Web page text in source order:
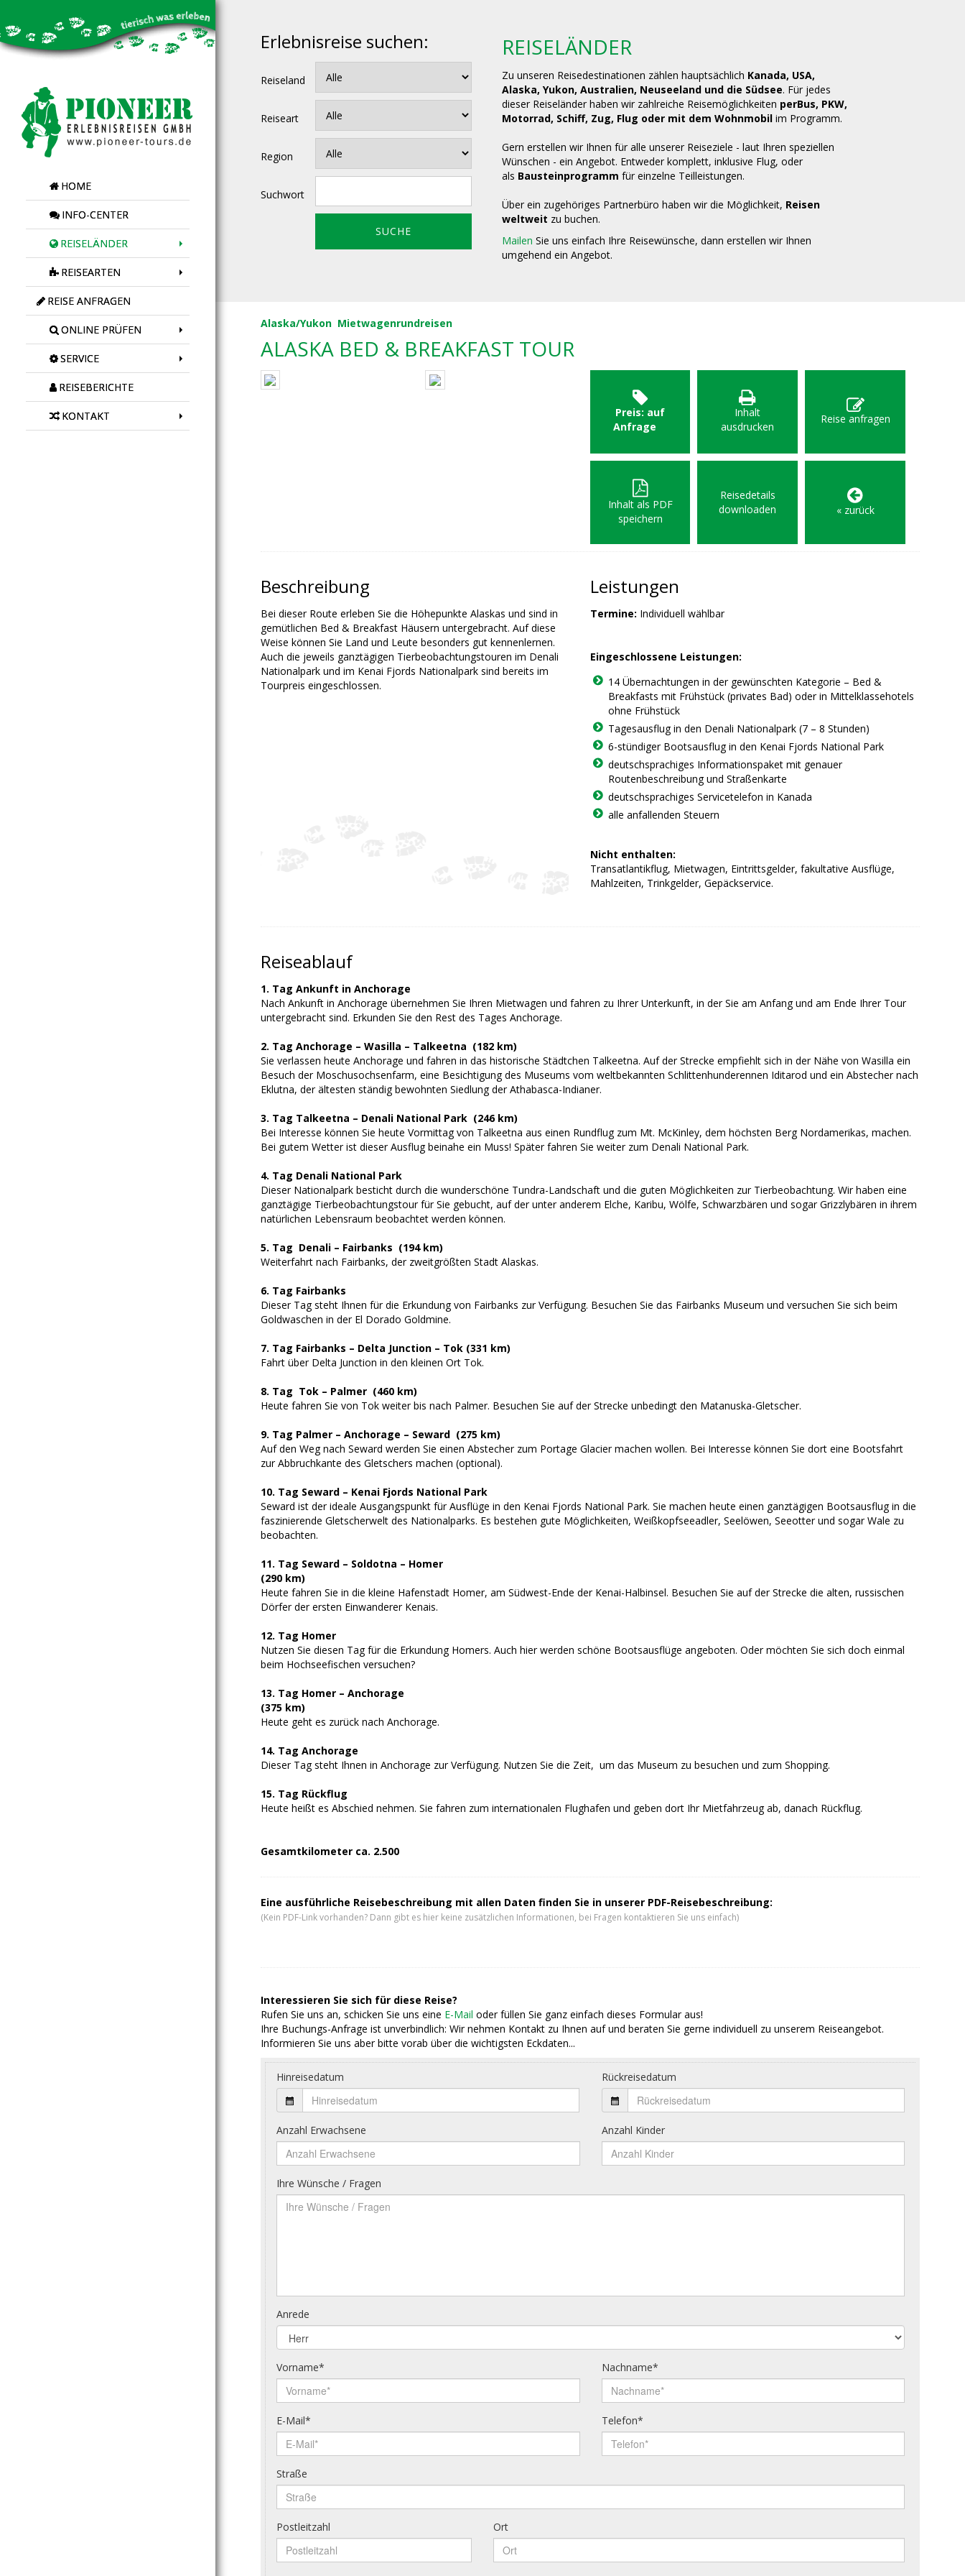
HOME
INFO-CENTER
REISELÄNDER
REISEARTEN
REISE ANFRAGEN
ONLINE PRÜFEN
SERVICE
REISEBERICHTE
KONTAKT
Erlebnisreise suchen:
Reiseland
Reiseart
Region
Suchwort
REISELÄNDER
Zu unseren Reisedestinationen zählen hauptsächlich Kanada, USA,
Alaska, Yukon, Australien, Neuseeland und die Südsee. Für jedes
dieser Reiseländer haben wir zahlreiche Reisemöglichkeiten perBus, PKW,
Motorrad, Schiff, Zug, Flug oder mit dem Wohnmobilim Programm.
Gern erstellen wir Ihnen für alle unserer Reiseziele - laut Ihren speziellen
Wünschen - ein Angebot. Entweder komplett, inklusive Flug, oder
als Bausteinprogramm für einzelne Teilleistungen.
Über ein zugehöriges Partnerbüro haben wir die Möglichkeit, Reisen
weltweit zu buchen.
Mailen Sie uns einfach Ihre Reisewünsche, dann erstellen wir Ihnen
umgehend ein Angebot.
Alaska/Yukon Mietwagenrundreisen
ALASKA BED & BREAKFAST TOUR
Preis: auf
Anfrage
Inhalt
ausdrucken
Reise anfragen
Inhalt als PDF
speichern
Reisedetails
downloaden
« zurück
Beschreibung
Bei dieser Route erleben Sie die Höhepunkte Alaskas und sind in
gemütlichen Bed & Breakfast Häusern untergebracht. Auf diese
Weise können Sie Land und Leute besonders gut kennenlernen.
Auch die jeweils ganztägigen Tierbeobachtungstouren im Denali
Nationalpark und im Kenai Fjords Nationalpark sind bereits im
Tourpreis eingeschlossen.
Leistungen
Termine: Individuell wählbar
Eingeschlossene Leistungen:
14 Übernachtungen in der gewünschten Kategorie – Bed &
Breakfasts mit Frühstück (privates Bad) oder in Mittelklassehotels
ohne Frühstück
Tagesausflug in den Denali Nationalpark (7 – 8 Stunden)
6-stündiger Bootsausflug in den Kenai Fjords National Park
deutschsprachiges Informationspaket mit genauer
Routenbeschreibung und Straßenkarte
deutschsprachiges Servicetelefon in Kanada
alle anfallenden Steuern
Nicht enthalten:
Transatlantikflug, Mietwagen, Eintrittsgelder, fakultative Ausflüge,
Mahlzeiten, Trinkgelder, Gepäckservice.
Reiseablauf
1. Tag Ankunft in Anchorage
Nach Ankunft in Anchorage übernehmen Sie Ihren Mietwagen und fahren zu Ihrer Unterkunft, in der Sie am Anfang und am Ende Ihrer Tour
untergebracht sind. Erkunden Sie den Rest des Tages Anchorage.
2. Tag Anchorage – Wasilla – Talkeetna (182 km)
Sie verlassen heute Anchorage und fahren in das historische Städtchen Talkeetna. Auf der Strecke empfiehlt sich in der Nähe von Wasilla ein
Besuch der Moschusochsenfarm, eine Besichtigung des Museums vom weltbekannten Schlittenhunderennen Iditarod und ein Abstecher nach
Eklutna, der ältesten ständig bewohnten Siedlung der Athabasca-Indianer.
3. Tag Talkeetna – Denali National Park (246 km)
Bei Interesse können Sie heute Vormittag von Talkeetna aus einen Rundflug zum Mt. McKinley, dem höchsten Berg Nordamerikas, machen.
Bei gutem Wetter ist dieser Ausflug beinahe ein Muss! Später fahren Sie weiter zum Denali National Park.
4. Tag Denali National Park
Dieser Nationalpark besticht durch die wunderschöne Tundra-Landschaft und die guten Möglichkeiten zur Tierbeobachtung. Wir haben eine
ganztägige Tierbeobachtungstour für Sie gebucht, auf der unter anderem Elche, Karibu, Wölfe, Schwarzbären und sogar Grizzlybären in ihrem
natürlichen Lebensraum beobachtet werden können.
5. Tag Denali – Fairbanks (194 km)
Weiterfahrt nach Fairbanks, der zweitgrößten Stadt Alaskas.
6. Tag Fairbanks
Dieser Tag steht Ihnen für die Erkundung von Fairbanks zur Verfügung. Besuchen Sie das Fairbanks Museum und versuchen Sie sich beim
Goldwaschen in der El Dorado Goldmine.
7. Tag Fairbanks – Delta Junction – Tok (331 km)
Fahrt über Delta Junction in den kleinen Ort Tok.
8. Tag Tok – Palmer (460 km)
Heute fahren Sie von Tok weiter bis nach Palmer. Besuchen Sie auf der Strecke unbedingt den Matanuska-Gletscher.
9. Tag Palmer – Anchorage – Seward (275 km)
Auf den Weg nach Seward werden Sie einen Abstecher zum Portage Glacier machen wollen. Bei Interesse können Sie dort eine Bootsfahrt
zur Abbruchkante des Gletschers machen (optional).
10. Tag Seward – Kenai Fjords National Park
Seward ist der ideale Ausgangspunkt für Ausflüge in den Kenai Fjords National Park. Sie machen heute einen ganztägigen Bootsausflug in die
faszinierende Gletscherwelt des Nationalparks. Es bestehen gute Möglichkeiten, Weißkopfseeadler, Seelöwen, Seeotter und sogar Wale zu
beobachten.
11. Tag Seward – Soldotna – Homer
(290 km)
Heute fahren Sie in die kleine Hafenstadt Homer, am Südwest-Ende der Kenai-Halbinsel. Besuchen Sie auf der Strecke die alten, russischen
Dörfer der ersten Einwanderer Kenais.
12. Tag Homer
Nutzen Sie diesen Tag für die Erkundung Homers. Auch hier werden schöne Bootsausflüge angeboten. Oder möchten Sie sich doch einmal
beim Hochseefischen versuchen?
13. Tag Homer – Anchorage
(375 km)
Heute geht es zurück nach Anchorage.
14. Tag Anchorage
Dieser Tag steht Ihnen in Anchorage zur Verfügung. Nutzen Sie die Zeit, um das Museum zu besuchen und zum Shopping.
15. Tag Rückflug
Heute heißt es Abschied nehmen. Sie fahren zum internationalen Flughafen und geben dort Ihr Mietfahrzeug ab, danach Rückflug.
Gesamtkilometer ca. 2.500
Eine ausführliche Reisebeschreibung mit allen Daten finden Sie in unserer PDF-Reisebeschreibung:
(Kein PDF-Link vorhanden? Dann gibt es hier keine zusätzlichen Informationen, bei Fragen kontaktieren Sie uns einfach)
Interessieren Sie sich für diese Reise?
Rufen Sie uns an, schicken Sie uns eine E-Mail oder füllen Sie ganz einfach dieses Formular aus!
Ihre Buchungs-Anfrage ist unverbindlich: Wir nehmen Kontakt zu Ihnen auf und beraten Sie gerne individuell zu unserem Reiseangebot.
Informieren Sie uns aber bitte vorab über die wichtigsten Eckdaten...